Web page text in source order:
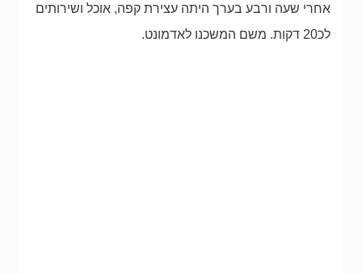
אחרי שעה ורבע בערך היתה עצירת קפה, אוכל ושירותים
לכ20 דקות. משם המשכנו לאדמונט.